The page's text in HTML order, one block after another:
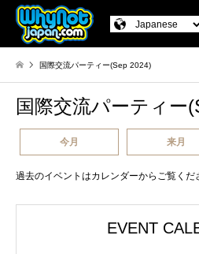
国際交流パーティー(Sep 2024)
国際交流パーティー
今月 来月
過去のイベントはカレンダーからご覧くだ
EVENT